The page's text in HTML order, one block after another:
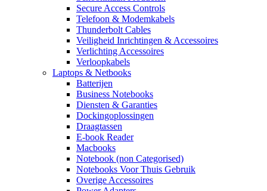
Secure Access Controls
Telefoon & Modemkabels
Thunderbolt Cables
Veiligheid Inrichtingen & Accessoires
Verlichting Accessoires
Verloopkabels
Laptops & Netbooks
Batterijen
Business Notebooks
Diensten & Garanties
Dockingoplossingen
Draagtassen
E-book Reader
Macbooks
Notebook (non Categorised)
Notebooks Voor Thuis Gebruik
Overige Accessoires